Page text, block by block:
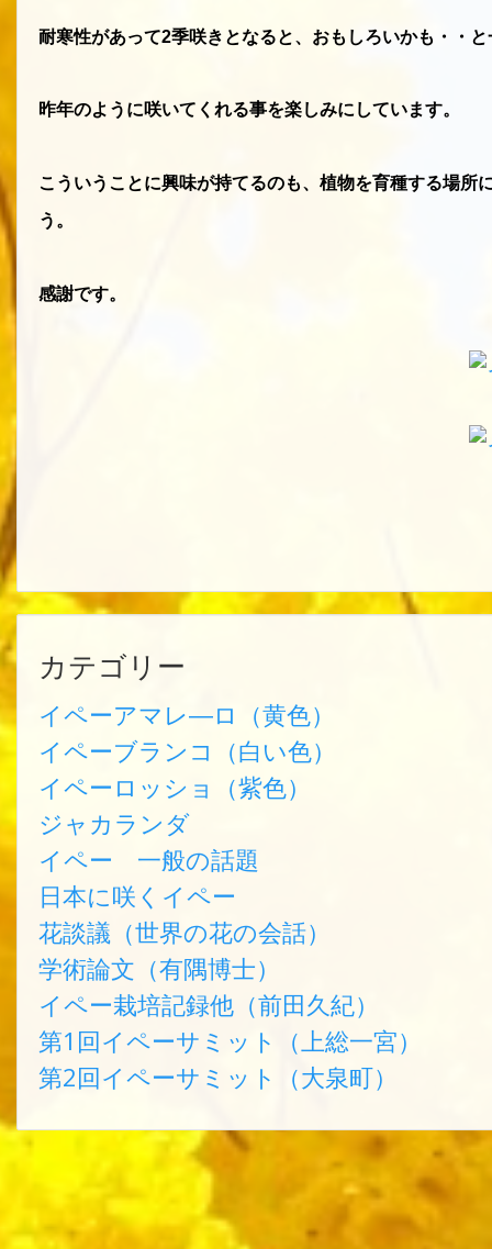
耐寒性があって2季咲きとなると、おもしろいかも・・
昨年のように咲いてくれる事を楽しみにしています。
こういうことに興味が持てるのも、植物を育種する場所
う。
感謝です。
カテゴリー
イペーアマレ―ロ（黄色）
イペーブランコ（白い色）
イペーロッショ（紫色）
ジャカランダ
イペー 一般の話題
日本に咲くイペー
花談議（世界の花の会話）
学術論文（有隅博士）
イペー栽培記録他（前田久紀）
第1回イペーサミット（上総一宮）
第2回イペーサミット（大泉町）